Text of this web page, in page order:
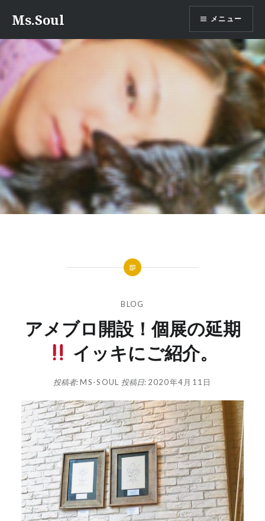
テ
ツ
へ
ス
キ
ッ
Ms.Soul メニュー
BLOG
アメブロ開設！個展の延期
イッキにご紹介。
投稿者:MS-SOUL 投稿日: 2020年4月11日